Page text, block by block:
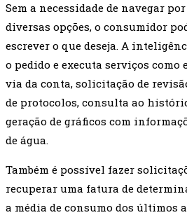
Sem a necessidade de navegar
diversas opções, o consumidor
escrever o que deseja. A
o pedido e executa serviços como
via da conta, solicitação de
de protocolos, consulta ao
geração de gráficos com
de água.
Também é possível fazer
recuperar uma fatura de
a média de consumo dos últimos